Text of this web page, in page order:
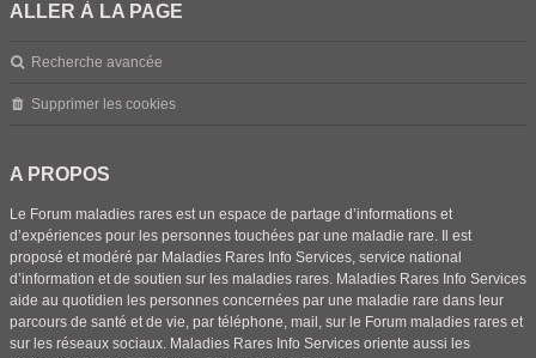
ALLER À LA PAGE
Recherche avancée
Supprimer les cookies
A PROPOS
Le Forum maladies rares est un espace de partage d’informations et
d’expériences pour les personnes touchées par une maladie rare. Il est
proposé et modéré par Maladies Rares Info Services, service national
d’information et de soutien sur les maladies rares. Maladies Rares Info Services
aide au quotidien les personnes concernées par une maladie rare dans leur
parcours de santé et de vie, par téléphone, mail, sur le Forum maladies rares et
sur les réseaux sociaux. Maladies Rares Info Services oriente aussi les